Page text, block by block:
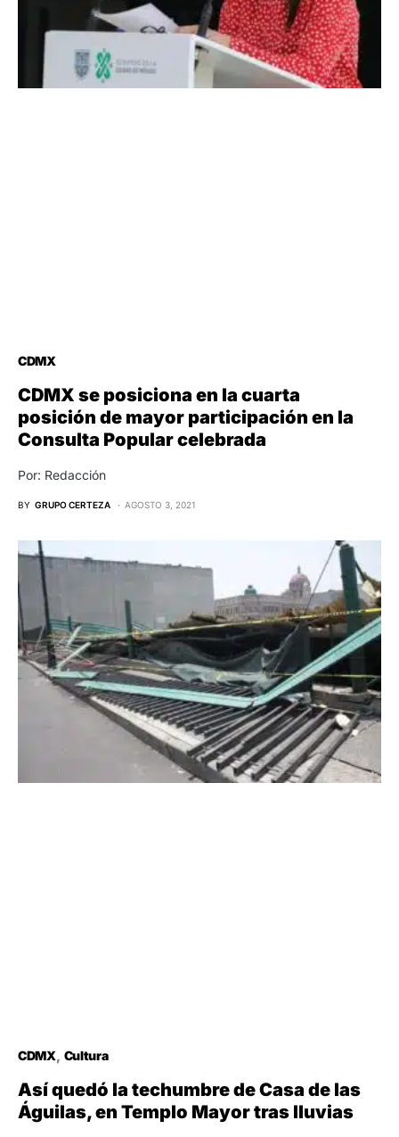
CDMX
CDMX se posiciona en la cuarta
posición de mayor participación en la
Consulta Popular celebrada
Por: Redacción
BY GRUPO CERTEZA AGOSTO 3, 2021
CDMX Cultura
Así quedó la techumbre de Casa de las
Águilas, en Templo Mayor tras lluvias